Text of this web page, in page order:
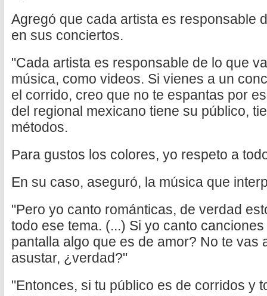
Agregó que cada artista es responsable
en sus conciertos.
"Cada artista es responsable de lo que
música, como videos. Si vienes a un
el corrido, creo que no te espantas por
del regional mexicano tiene su público,
métodos.
Para gustos los colores, yo respeto a
En su caso, aseguró, la música que
"Pero yo canto románticas, de verdad
todo ese tema. (...) Si yo canto
pantalla algo que es de amor? No te vas
asustar, ¿verdad?"
"Entonces, si tu público es de corridos y